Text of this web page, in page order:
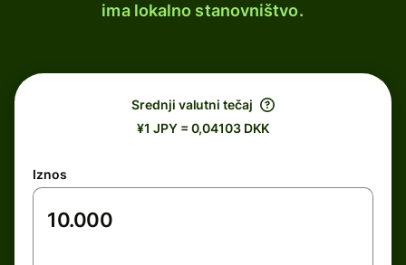
ima lokalno stanovništvo.
Srednji valutni tečaj
¥1 JPY = 0,04103 DKK
Iznos